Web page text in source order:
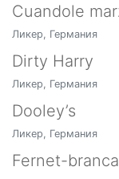
Cuandole
Ликер, Германия
Dirty Harry
Ликер, Германия
Dooley’s
Ликер, Германия
Fernet-branca